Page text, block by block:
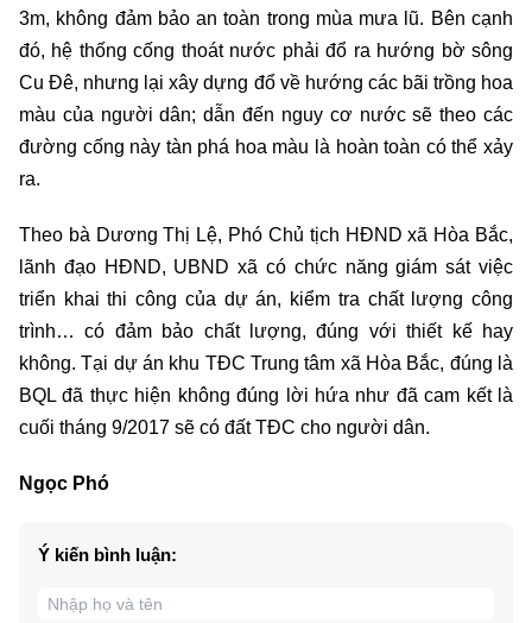
3m, không đảm bảo an toàn trong mùa mưa lũ. Bên cạnh
đó, hệ thống cống thoát nước phải đổ ra hướng bờ sông
Cu Đê, nhưng lại xây dựng đổ về hướng các bãi trồng hoa
màu của người dân; dẫn đến nguy cơ nước sẽ theo các
đường cống này tàn phá hoa màu là hoàn toàn có thể xảy
ra.
Theo bà Dương Thị Lệ, Phó Chủ tịch HĐND xã Hòa Bắc,
lãnh đạo HĐND, UBND xã có chức năng giám sát việc
triển khai thi công của dự án, kiểm tra chất lượng công
trình… có đảm bảo chất lượng, đúng với thiết kế hay
không. Tại dự án khu TĐC Trung tâm xã Hòa Bắc, đúng là
BQL đã thực hiện không đúng lời hứa như đã cam kết là
cuối tháng 9/2017 sẽ có đất TĐC cho người dân.
Ngọc Phó
Ý kiến bình luận: